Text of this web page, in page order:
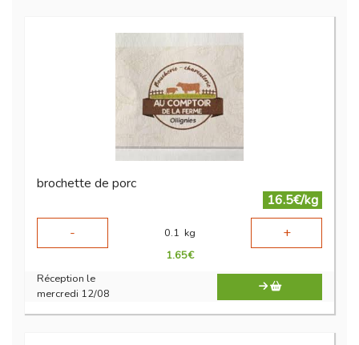
brochette de porc
16.5€/kg
-
0.1 kg +
1.65€
Réception le
mercredi 12/08